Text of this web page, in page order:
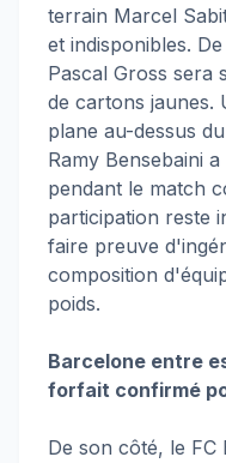
terrain Marcel
et indisponibles.
Pascal Gross sera
de cartons jaunes.
plane au-dessus
Ramy Bensebaini
pendant le match
participation reste
faire preuve
composition
poids.
Barcelone entre
forfait confirmé
De son côté, le